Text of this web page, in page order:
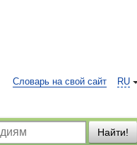
RU
Словарь на свой сайт
Найти!